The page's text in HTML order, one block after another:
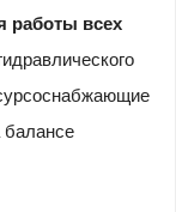
работы всех
балансе